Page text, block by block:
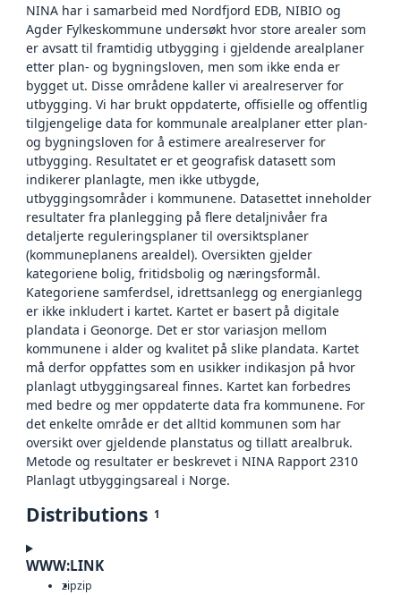
NINA har i samarbeid med Nordfjord EDB, NIBIO og
Agder Fylkeskommune undersøkt hvor store arealer som
er avsatt til framtidig utbygging i gjeldende arealplaner
etter plan- og bygningsloven, men som ikke enda er
bygget ut. Disse områdene kaller vi arealreserver for
utbygging. Vi har brukt oppdaterte, offisielle og offentlig
tilgjengelige data for kommunale arealplaner etter plan-
og bygningsloven for å estimere arealreserver for
utbygging. Resultatet er et geografisk datasett som
indikerer planlagte, men ikke utbygde,
utbyggingsområder i kommunene. Datasettet inneholder
resultater fra planlegging på flere detaljnivåer fra
detaljerte reguleringsplaner til oversiktsplaner
(kommuneplanens arealdel). Oversikten gjelder
kategoriene bolig, fritidsbolig og næringsformål.
Kategoriene samferdsel, idrettsanlegg og energianlegg
er ikke inkludert i kartet. Kartet er basert på digitale
plandata i Geonorge. Det er stor variasjon mellom
kommunene i alder og kvalitet på slike plandata. Kartet
må derfor oppfattes som en usikker indikasjon på hvor
planlagt utbyggingsareal finnes. Kartet kan forbedres
med bedre og mer oppdaterte data fra kommunene. For
det enkelte område er det alltid kommunen som har
oversikt over gjeldende planstatus og tillatt arealbruk.
Metode og resultater er beskrevet i NINA Rapport 2310
Planlagt utbyggingsareal i Norge.
Distributions 1
WWW:LINK
zipzip